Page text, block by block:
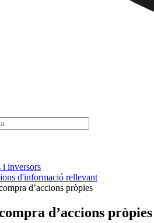
i inversors
d'informació rellevant
d’accions pròpies
d’accions pròpies